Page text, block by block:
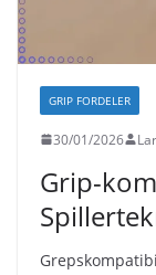
GRIP FORDELER
30/01/2026
Grip-